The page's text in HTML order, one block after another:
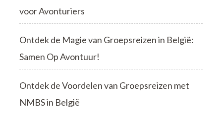
voor Avonturiers
Ontdek de Magie van Groepsreizen in België:
Samen Op Avontuur!
Ontdek de Voordelen van Groepsreizen met
NMBS in België